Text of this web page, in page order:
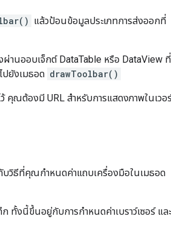
แล้วป้อนข้อมูลประเภทการส่งออกที่
ผ่านออบเจ็กต์ DataTable หรือ DataView ที่
ปยังเมธอด drawToolbar()
คุณต้องมี URL สำหรับการแสดงภาพในเวอ
บวิธีที่คุณกำหนดค่าแถบเครื่องมือในเมธอด
ก ทั้งนี้ขึ้นอยู่กับการกำหนดค่าเบราว์เซอร์ แล